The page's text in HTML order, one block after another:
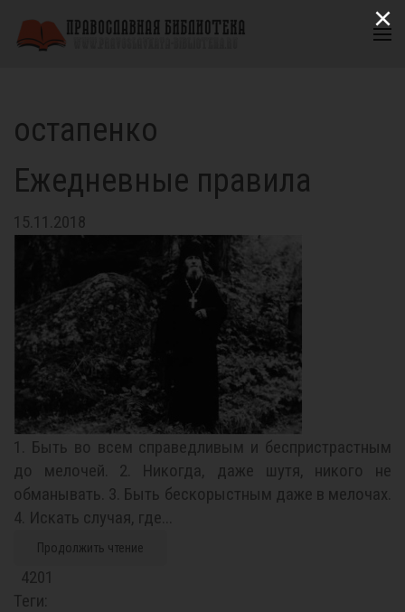
остапенко
Ежедневные правила
15.11.2018
1. Быть во всем справедливым и беспристрастным
до мелочей. 2. Никогда, даже шутя, никого не
обманывать. 3. Быть бескорыстным даже в мелочах.
4. Искать случая, где...
Продолжить чтение
4201
Теги:
×